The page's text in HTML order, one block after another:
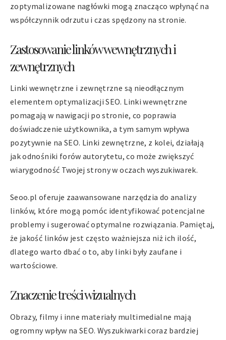
zoptymalizowane nagłówki mogą znacząco wpłynąć na
współczynnik odrzutu i czas spędzony na stronie.
Zastosowanie linków wewnętrznych i
zewnętrznych
Linki wewnętrzne i zewnętrzne są nieodłącznym
elementem optymalizacji SEO. Linki wewnętrzne
pomagają w nawigacji po stronie, co poprawia
doświadczenie użytkownika, a tym samym wpływa
pozytywnie na SEO. Linki zewnętrzne, z kolei, działają
jak odnośniki forów autorytetu, co może zwiększyć
wiarygodność Twojej strony w oczach wyszukiwarek.
Seoo.pl oferuje zaawansowane narzędzia do analizy
linków, które mogą pomóc identyfikować potencjalne
problemy i sugerować optymalne rozwiązania. Pamiętaj,
że jakość linków jest często ważniejsza niż ich ilość,
dlatego warto dbać o to, aby linki były zaufane i
wartościowe.
Znaczenie treści wizualnych
Obrazy, filmy i inne materiały multimedialne mają
ogromny wpływ na SEO. Wyszukiwarki coraz bardziej